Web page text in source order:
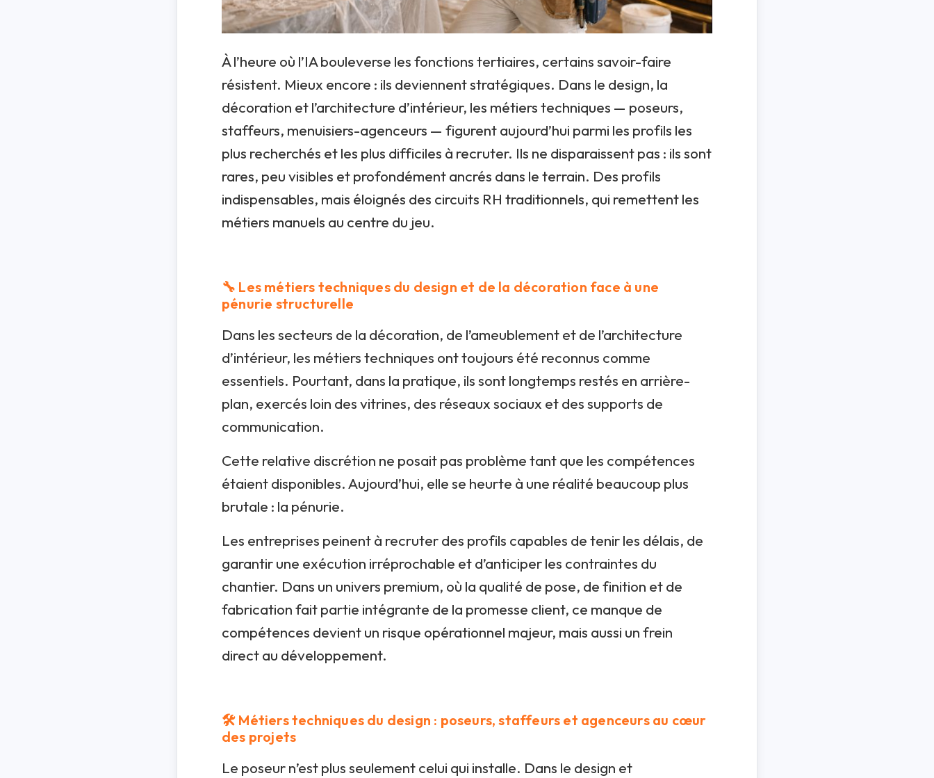
À l’heure où l’IA bouleverse les fonctions tertiaires, certains savoir-faire
résistent. Mieux encore : ils deviennent stratégiques. Dans le design, la
décoration et l’architecture d’intérieur, les métiers techniques — poseurs,
staffeurs, menuisiers-agenceurs — figurent aujourd’hui parmi les profils les
plus recherchés et les plus difficiles à recruter. Ils ne disparaissent pas : ils sont
rares, peu visibles et profondément ancrés dans le terrain. Des profils
indispensables, mais éloignés des circuits RH traditionnels, qui remettent les
métiers manuels au centre du jeu.
🔧 Les métiers techniques du design et de la décoration face à une
pénurie structurelle
Dans les secteurs de la décoration, de l’ameublement et de l’architecture
d’intérieur, les métiers techniques ont toujours été reconnus comme
essentiels. Pourtant, dans la pratique, ils sont longtemps restés en arrière-
plan, exercés loin des vitrines, des réseaux sociaux et des supports de
communication.
Cette relative discrétion ne posait pas problème tant que les compétences
étaient disponibles. Aujourd’hui, elle se heurte à une réalité beaucoup plus
brutale : la pénurie.
Les entreprises peinent à recruter des profils capables de tenir les délais, de
garantir une exécution irréprochable et d’anticiper les contraintes du
chantier. Dans un univers premium, où la qualité de pose, de finition et de
fabrication fait partie intégrante de la promesse client, ce manque de
compétences devient un risque opérationnel majeur, mais aussi un frein
direct au développement.
🛠️ Métiers techniques du design : poseurs, staffeurs et agenceurs au cœur
des projets
Le poseur n’est plus seulement celui qui installe. Dans le design et